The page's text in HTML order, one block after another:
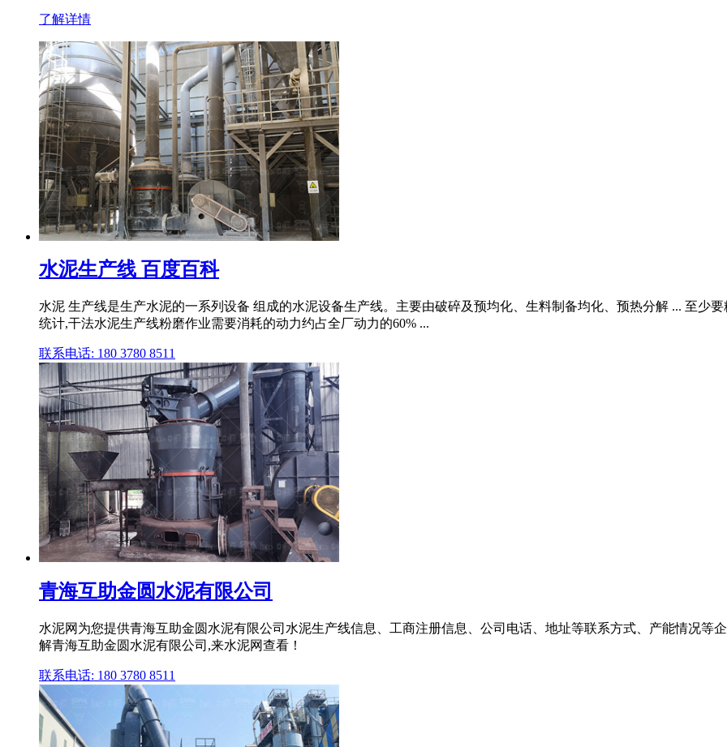
了解详情
水泥生产线 百度百科
水泥 生产线是生产水泥的一系列设备 组成的水泥设备生产线。主要由破碎及预均化、生料制备均化、预热分解 ... 至少
统计,干法水泥生产线粉磨作业需要消耗的动力约占全厂动力的60% ...
联系电话: 180 3780 8511
青海互助金圆水泥有限公司
水泥网为您提供青海互助金圆水泥有限公司水泥生产线信息、工商注册信息、公司电话、地址等联系方式、产能情况等
解青海互助金圆水泥有限公司,来水泥网查看！
联系电话: 180 3780 8511